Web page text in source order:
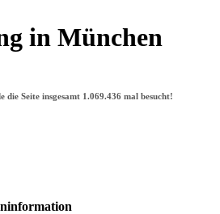
in München
die Seite insgesamt 1.069.436 mal besucht!